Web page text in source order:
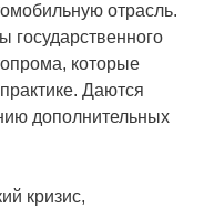
отрасль.
государственного
которые
Даются
дополнительных
кризис,